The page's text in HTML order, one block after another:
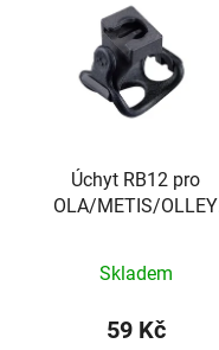
Úchyt RB12 pro
OLA/METIS/OLLEY
Skladem
59 Kč